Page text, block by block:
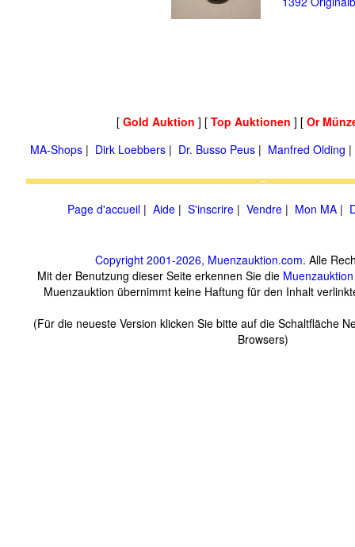
[ Gold Auktion ] [ Top Auktionen ] [ Or
MA-Shops | Dirk Loebbers | Dr. Busso Peus | Manfred Olding
Page d'accueil| Aide| S'inscrire| Vendre| Mon MA|
Copyright 2001-2026, Muenzauktion.com. Alle
Mit der Benutzung dieser Seite erkennen Sie die Muenzauktion
Muenzauktion übernimmt keine Haftung für den Inhalt
(Für die neueste Version klicken Sie bitte auf die Schaltfläche
Browsers)